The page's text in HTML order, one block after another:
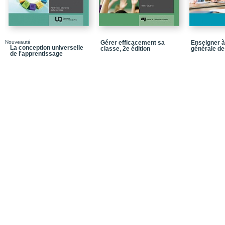
Chapitre 6 - Les
pédagogique en stage
compétences ?
Nouveauté
La conception universelle
de l'apprentissage
Gérer efficacement sa
classe, 2e édition
Enseigner
générale